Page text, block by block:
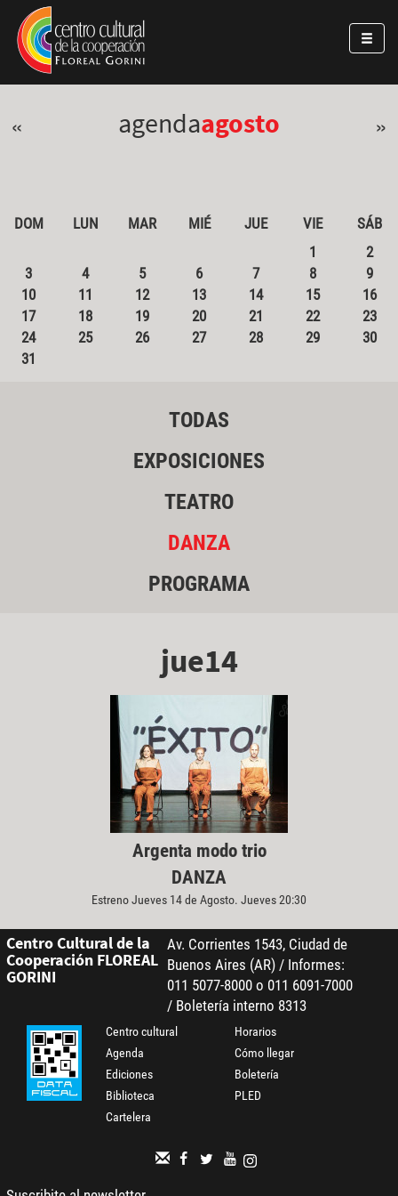
Pasar al contenido principal
Jump to main content
« agendaagosto »
DOM LUN MAR MIÉ JUE VIE
SÁB
1
2
3
4 5 6 7 8
9
10
11 12 13 14 15
16
17
18 19 20 21 22
23
24
25 26 27 28 29
30
31
TODAS
EXPOSICIONES
TEATRO
DANZA
PROGRAMA
jue14
Argenta modo trio
DANZA
Estreno Jueves 14 de Agosto. Jueves 20:30
Centro Cultural de la
Cooperación FLOREAL
GORINI
Av. Corrientes 1543, Ciudad de
Buenos Aires (AR) / Informes:
011 5077-8000 o 011 6091-7000
/ Boletería interno 8313
Centro cultural
Agenda
Ediciones
Biblioteca
Cartelera
Horarios
Cómo llegar
Boletería
PLED